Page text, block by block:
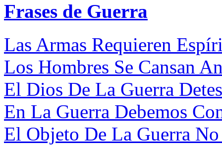
Frases de Guerra
Las Armas Requieren
Los Hombres Se Cansan
El Dios De La Guerra
En La Guerra Debemos
El Objeto De La Guerra